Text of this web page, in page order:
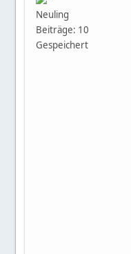
Neuling
Beiträge: 10
Gespeichert